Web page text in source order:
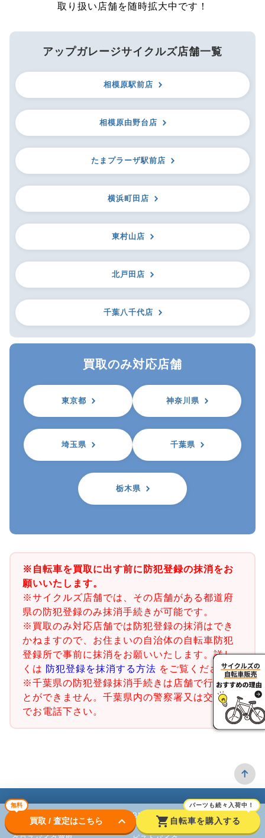
取り扱い店舗を随時拡大中です！
アップガレージサイクルズ店舗一覧
相模原駅前店
相模原由野台店
たまプラーザ駅前店
横浜町田店
東村山店
北戸田店
千葉八千代店
買取のみ対応店舗
東京都 神奈川県
埼玉県 千葉県
栃木県
※自転車を買取に出す前に防犯登録の抹消をお
願いいたします。
※サイクルズ店舗では、その店舗がある都道府
県の防犯登録のみ抹消手続きが可能です。
※買取のみ対応店舗では防犯登録の抹消はでき
かねますので、お住まいの自治体の自転車防犯
登録所で事前に抹消をお願いいたします。詳し
くは 防犯登録を抹消する方法 をご覧ください。
※千葉県の防犯登録抹消手続きは店舗で行うこ
とができません。千葉県内の警察署又は交番ま
でお電話下さい。
無料
買取 / 査定はこちら keyboard_arrow_down shopping_cart
パーツも続々入荷中！
自転車を購入する
ロードバイク BMX